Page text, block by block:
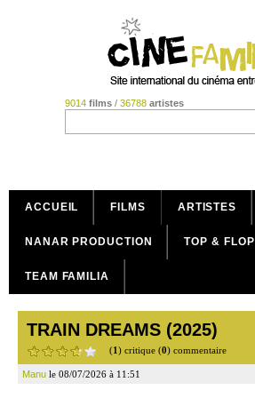
9014 films/ 36788 artistes
ACCUEIL FILMS ARTISTES
NANAR PRODUCTION TOP & FLOP
TEAM FAMILIA
TRAIN DREAMS (2025)
(1) critique (0) commentaire
Manu le 08/07/2026 à 11:51